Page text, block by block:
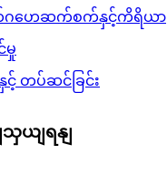
ဟေဆက်စက်နှင့်ကိရိယာ
မှု
နှင့် တပ်ဆင်ခြင်း
ယျရနျ